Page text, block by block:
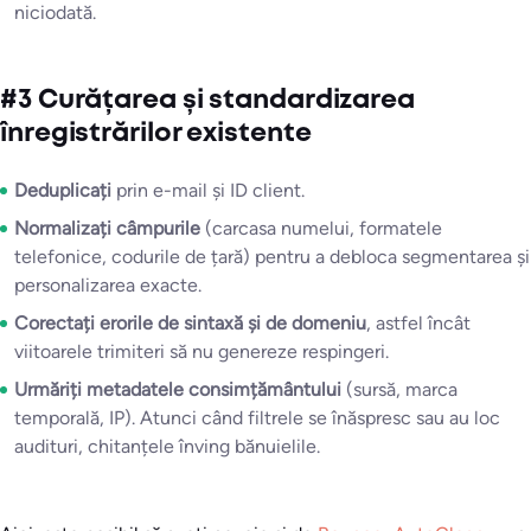
niciodată.
#3 Curățarea și standardizarea
înregistrărilor existente
Deduplicați prin e-mail și ID client.
Normalizați câmpurile (carcasa numelui, formatele
telefonice, codurile de țară) pentru a debloca segmentarea și
personalizarea exacte.
Corectați erorile de sintaxă și de domeniu, astfel încât
viitoarele trimiteri să nu genereze respingeri.
Urmăriți metadatele consimțământului (sursă, marca
temporală, IP). Atunci când filtrele se înăspresc sau au loc
audituri, chitanțele înving bănuielile.